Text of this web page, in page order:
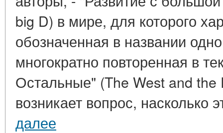
big D) в мире, для которого
обозначенная в названии
многократно повторенная в
Остальные" (The West and
возникает вопрос, насколько
далее